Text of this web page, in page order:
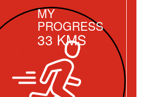
MY
PROGRESS
33 KMS